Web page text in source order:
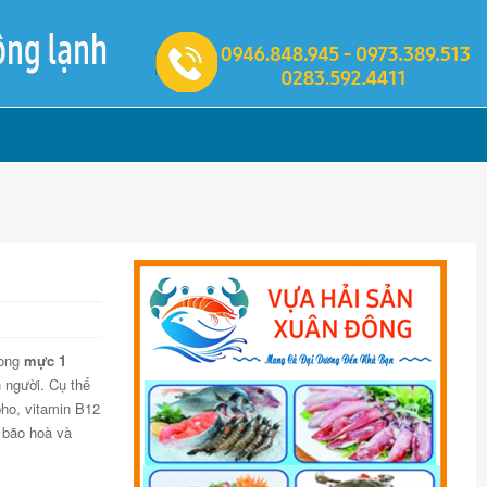
mực 1
Cụ thể
vitamin B12
hoà và